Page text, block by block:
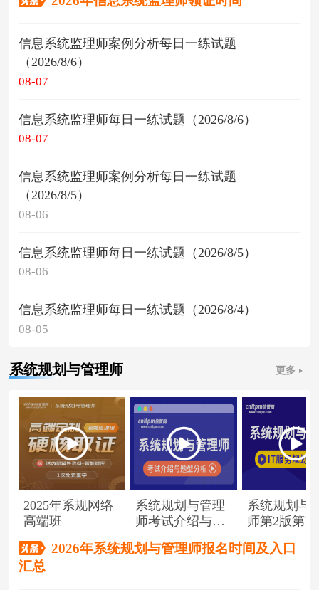
信息系统监理师案例分析每日一练试题
（2026/8/6）
08-07
信息系统监理师每日一练试题（2026/8/6）
08-07
信息系统监理师案例分析每日一练试题
（2026/8/5）
08-06
信息系统监理师每日一练试题（2026/8/5）
08-06
信息系统监理师每日一练试题（2026/8/4）
08-05
系统规划与管理师 更多
2025年系规网络
高端班
系统规划与管理
师考试介绍与题
系统规划与
师第2版第1
2026年系统规划与管理师报名时间及入口
汇总